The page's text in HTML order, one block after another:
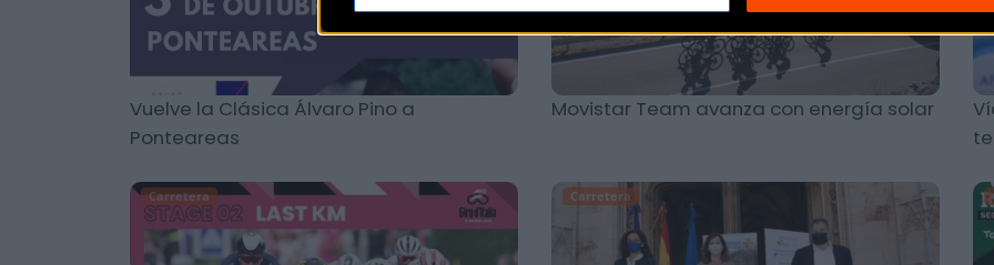
Vuelve la Clásica Álvaro Pino a
Ponteareas
Movistar Team avanza con energía solar
Carretera Carretera